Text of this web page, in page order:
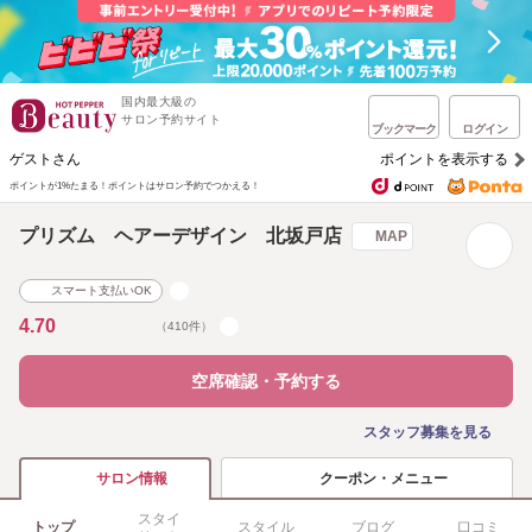
国内最大級の
サロン予約サイト
ブックマーク ログイン
ゲストさん ポイントを表示する
ポイントが1%たまる！ ポイントはサロン予約でつかえる！
プリズム ヘアーデザイン 北坂戸店 MAP
スマート支払いOK
4.70 （410件）
空席確認・予約する
スタッフ募集を見る
サロン情報 クーポン・メニュー
トップ
スタイ
スタイル ブログ 口コミ